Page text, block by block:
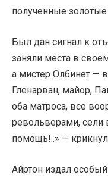
полученные золотые
Был дан сигнал к
заняли места в
а мистер Олбинет —
Гленарван, майор,
оба матроса, все
револьверами, сели
помощь!..» —
Айртон издал